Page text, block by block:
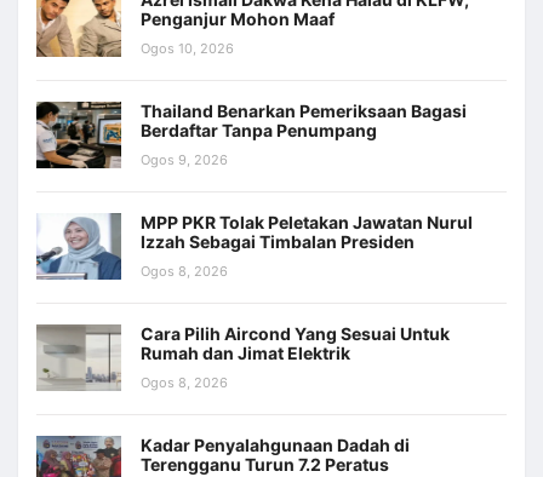
Penganjur Mohon Maaf
Ogos 10, 2026
Thailand Benarkan Pemeriksaan Bagasi
Berdaftar Tanpa Penumpang
Ogos 9, 2026
MPP PKR Tolak Peletakan Jawatan Nurul
Izzah Sebagai Timbalan Presiden
Ogos 8, 2026
Cara Pilih Aircond Yang Sesuai Untuk
Rumah dan Jimat Elektrik
Ogos 8, 2026
Kadar Penyalahgunaan Dadah di
Terengganu Turun 7.2 Peratus